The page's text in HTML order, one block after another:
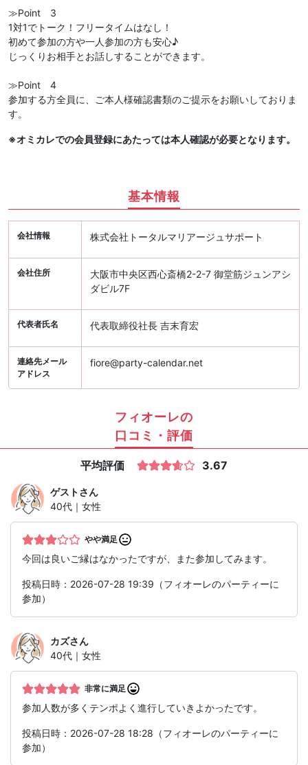
≫Point 3
1対1でトーク！フリータイムはなし！
初めて参加の方や一人参加の方も安心♪
じっくりお相手とお話しすることができます。
≫Point 4
参加する方全員に、ご本人様確認書類のご提示をお願いしておりま
す。
※オミカレでの会員登録にあたっては本人確認が必要となります。
基本情報
会社情報 株式会社トータルマリアージュサポート
会社住所
大阪市中央区西心斎橋2-2-7 御堂筋ジュンアシ
ダビル7F
代表者氏名 代表取締役社長 吉末育宏
連絡先メール
アドレス
fiore@party-calendar.net
フィオーレの
口コミ・評価
平均評価 3.67
ゲストさん
40代｜女性
やや満足
今回は良いご縁はなかったですが、また参加してみます。
投稿日時：2026-07-28 19:39（フィオーレのパーティーに
参加）
カズさん
40代｜女性
非常に満足
参加人数が多くテンポよく進行していきよかったです。
投稿日時：2026-07-28 18:28（フィオーレのパーティーに
参加）